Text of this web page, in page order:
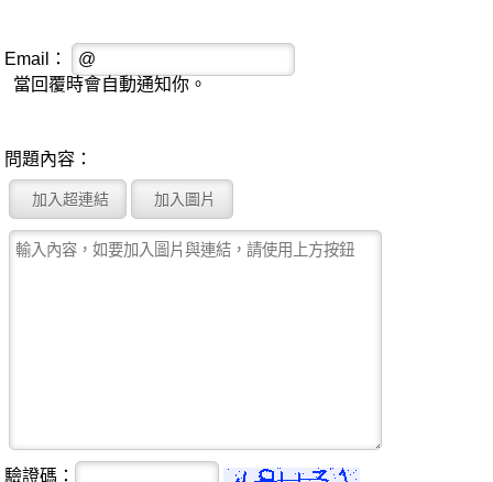
Email：
當回覆時會自動通知你。
問題內容：
驗證碼：